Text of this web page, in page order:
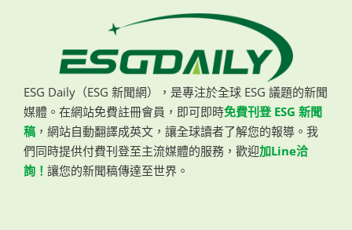
ESG Daily（ESG 新聞網），是專注於全球 ESG 議題的新聞
媒體。在網站免費註冊會員，即可即時免費刊登 ESG 新聞
稿 ，網站自動翻譯成英文，讓全球讀者了解您的報導。我
們同時提供付費刊登至主流媒體的服務，歡迎加Line洽
詢！ 讓您的新聞稿傳達至世界。